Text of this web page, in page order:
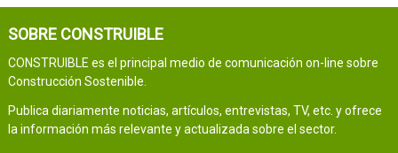
SOBRE CONSTRUIBLE
CONSTRUIBLE es el principal medio de comunicación on-line sobre
Construcción Sostenible.
Publica diariamente noticias, artículos, entrevistas, TV, etc. y ofrece
la información más relevante y actualizada sobre el sector.